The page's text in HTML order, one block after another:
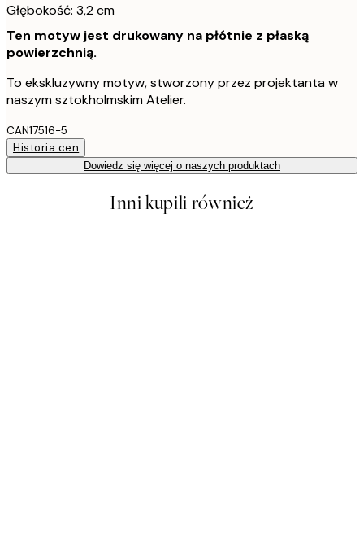
Głębokość: 3,2 cm
Ten motyw jest drukowany na płótnie z płaską
powierzchnią.
To ekskluzywny motyw, stworzony przez projektanta w
naszym sztokholmskim Atelier.
CAN17516-5
Historia cen
Dowiedz się więcej o naszych produktach
Inni kupili również